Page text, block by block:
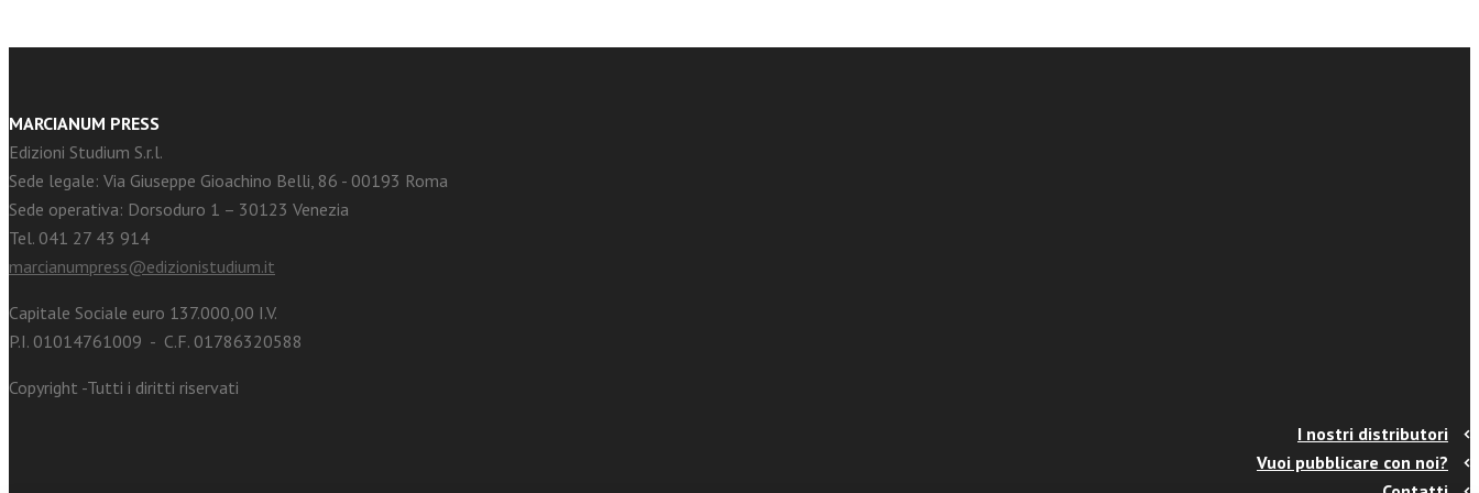
MARCIANUM PRESS
Edizioni Studium S.r.l.
Sede legale: Via Giuseppe Gioachino Belli, 86 - 00193 Roma
Sede operativa: Dorsoduro 1 – 30123 Venezia
Tel. 041 27 43 914
marcianumpress@edizionistudium.it
Capitale Sociale euro 137.000,00 I.V.
P.I. 01014761009 - C.F. 01786320588
Copyright -Tutti i diritti riservati
I nostri distributori
Vuoi pubblicare con noi?